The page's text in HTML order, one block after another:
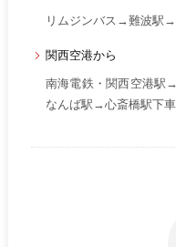
リムジンバス→難波駅
関西空港から
南海電鉄・関西空港駅
なんば駅→心斎橋駅下車